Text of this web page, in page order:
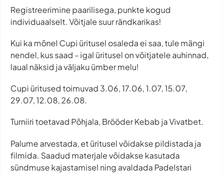
Registreerimine paarilisega, punkte kogud
individuaalselt. Võitjale suur rändkarikas!
Kui ka mõnel Cupi üritusel osaleda ei saa, tule mängi
nendel, kus saad - igal üritusel on võitjatele auhinnad,
laual näksid ja väljaku ümber melu!
Cupi üritused toimuvad 3.06, 17.06, 1.07, 15.07,
29.07, 12.08, 26.08.
Turniiri toetavad Põhjala, Brööder Kebab ja Vivatbet.
Palume arvestada, et üritusel võidakse pildistada ja
filmida. Saadud materjale võidakse kasutada
sündmuse kajastamisel ning avaldada Padelstari